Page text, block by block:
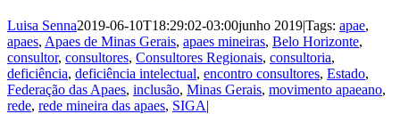
Luisa Senna2019-06-10T18:29:02-03:00junho 2019|Tags: apae,
apaes, Apaes de Minas Gerais, apaes mineiras, Belo Horizonte,
consultor, consultores, Consultores Regionais, consultoria,
deficiência, deficiência intelectual, encontro consultores, Estado,
Federação das Apaes, inclusão, Minas Gerais, movimento apaeano,
rede, rede mineira das apaes, SIGA|